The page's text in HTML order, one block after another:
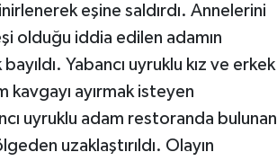
eşine saldırdı. Annelerini
olduğu iddia edilen adamın
Yabancı uyruklu kız ve erkek
kavgayı ayırmak isteyen
uyruklu adam restoranda bulunan
uzaklaştırıldı. Olayın